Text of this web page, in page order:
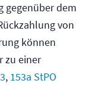
gegenüber dem
von
können
zu einer
, 153a StPO